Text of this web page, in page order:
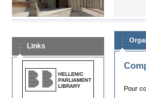
Links
Pour